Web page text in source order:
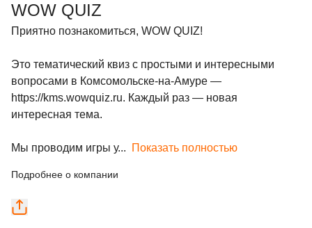
WOW QUIZ
Приятно познакомиться, WOW QUIZ!
Это тематический квиз с простыми и интересными
вопросами в Комсомольске-на-Амуре —
https://kms.wowquiz.ru. Каждый раз — новая
интересная тема.
Мы проводим игры у... Показать полностью
Подробнее о компании